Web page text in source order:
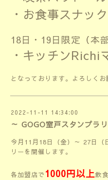
・お食事スナッ
18日・19日限定（本
・キッチンRichi
となっております。よろしくお
2022-11-11 14:34:00
～ GOGO室戸スタンプラ
今月11月18日（金）～ 27日（
リーを開催します。
各加盟店で 1000円以上飲